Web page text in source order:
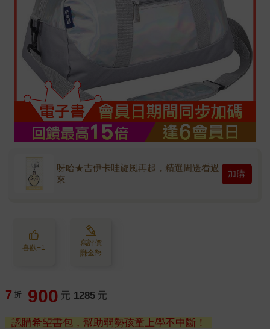
呀哈★吉伊卡哇旋風再起，精選周邊看過
來
加購
喜歡+1
寫評價
賺金幣
7 折 900 元 1285 元
認購希望書包，幫助弱勢孩童上學不中斷！